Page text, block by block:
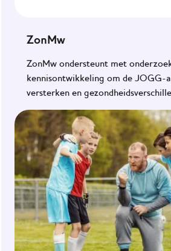
ZonMw
ZonMw ondersteunt met
kennisontwikkeling om de JOGG-
versterken en